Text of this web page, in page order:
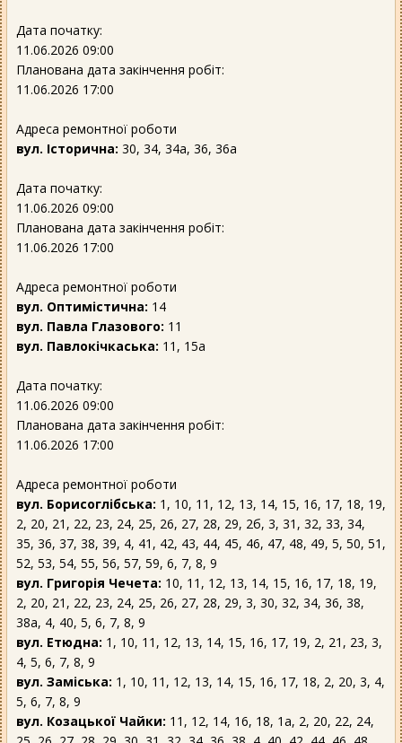
Дата початку:
11.06.2026 09:00
Планована дата закінчення робіт:
11.06.2026 17:00
Адреса ремонтної роботи
вул. Історична: 30, 34, 34а, 36, 36а
Дата початку:
11.06.2026 09:00
Планована дата закінчення робіт:
11.06.2026 17:00
Адреса ремонтної роботи
вул. Оптимістична: 14
вул. Павла Глазового: 11
вул. Павлокічкаська: 11, 15а
Дата початку:
11.06.2026 09:00
Планована дата закінчення робіт:
11.06.2026 17:00
Адреса ремонтної роботи
вул. Борисоглібська: 1, 10, 11, 12, 13, 14, 15, 16, 17, 18, 19,
2, 20, 21, 22, 23, 24, 25, 26, 27, 28, 29, 2б, 3, 31, 32, 33, 34,
35, 36, 37, 38, 39, 4, 41, 42, 43, 44, 45, 46, 47, 48, 49, 5, 50, 51,
52, 53, 54, 55, 56, 57, 59, 6, 7, 8, 9
вул. Григорія Чечета: 10, 11, 12, 13, 14, 15, 16, 17, 18, 19,
2, 20, 21, 22, 23, 24, 25, 26, 27, 28, 29, 3, 30, 32, 34, 36, 38,
38а, 4, 40, 5, 6, 7, 8, 9
вул. Етюдна: 1, 10, 11, 12, 13, 14, 15, 16, 17, 19, 2, 21, 23, 3,
4, 5, 6, 7, 8, 9
вул. Заміська: 1, 10, 11, 12, 13, 14, 15, 16, 17, 18, 2, 20, 3, 4,
5, 6, 7, 8, 9
вул. Козацької Чайки: 11, 12, 14, 16, 18, 1а, 2, 20, 22, 24,